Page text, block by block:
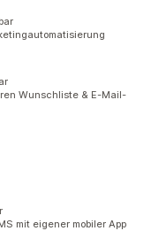
Wunschliste & E-Mail-
mit eigener mobiler App